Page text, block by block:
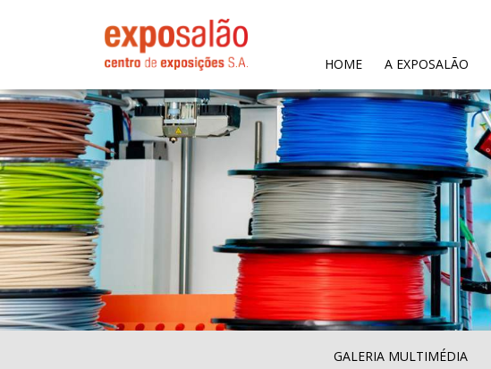
HOME(CURRENT)
A EXPOSALÃO
GALERIA MULTIMÉDIA